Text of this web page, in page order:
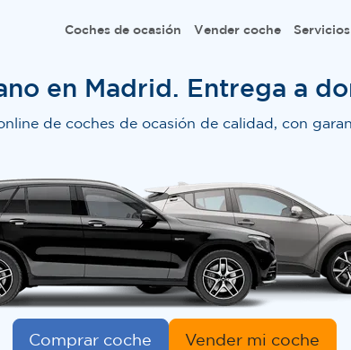
Coches de ocasión Vender coche Servicios
en Madrid. Entrega a
de coches de ocasión de calidad, con
Comprar coche Vender mi coche